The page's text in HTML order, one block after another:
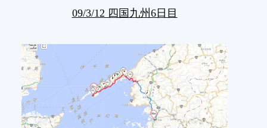
09/3/12 四国九州6日目